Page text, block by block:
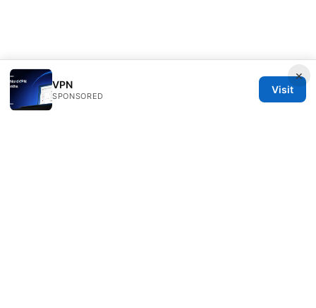
×
VPN
SPONSORED
Visit